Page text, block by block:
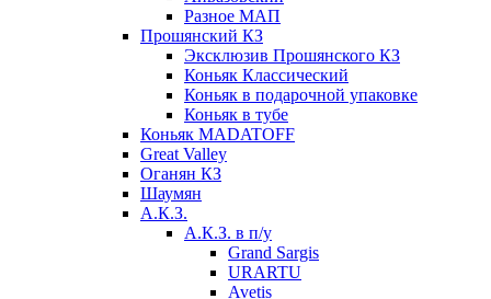
Разное МАП
Прошянский КЗ
Эксклюзив Прошянского КЗ
Коньяк Классический
Коньяк в подарочной упаковке
Коньяк в тубе
Коньяк MADATOFF
Great Valley
Оганян КЗ
Шаумян
А.К.З.
А.К.З. в п/у
Grand Sargis
URARTU
Avetis